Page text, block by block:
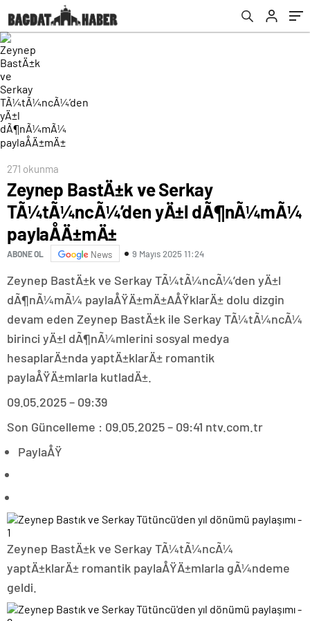
paylaÅÄ±mÄ±
271 okunma
Zeynep BastÄ±k ve Serkay
TÃ¼tÃ¼ncÃ¼’den yÄ±l dÃ¶nÃ¼mÃ¼
paylaÅÄ±mÄ±
ABONE OL News 9 Mayıs 2025 11:24
Zeynep BastÄ±k ve Serkay TÃ¼tÃ¼ncÃ¼’den yÄ±l
dÃ¶nÃ¼mÃ¼ paylaÅŸÄ±mÄ±AÅŸklarÄ± dolu dizgin
devam eden Zeynep BastÄ±k ile Serkay TÃ¼tÃ¼ncÃ¼
birinci yÄ±l dÃ¶nÃ¼mlerini sosyal medya
hesaplarÄ±nda yaptÄ±klarÄ± romantik
paylaÅŸÄ±mlarla kutladÄ±.
09.05.2025 – 09:39
Son Güncelleme : 09.05.2025 – 09:41 ntv.com.tr
PaylaÅŸ
Zeynep BastÄ±k ve Serkay TÃ¼tÃ¼ncÃ¼
yaptÄ±klarÄ± romantik paylaÅŸÄ±mlarla gÃ¼ndeme
geldi.